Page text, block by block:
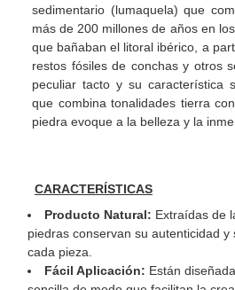
sedimentario (lumaquela) que
más de 200 millones de años en
que bañaban el litoral ibérico, a
restos fósiles de conchas y otros
peculiar tacto y su característica
que combina tonalidades tierra
piedra evoque a la belleza y la
CARACTERÍSTICAS
Producto Natural: Extraídas de
piedras conservan su autenticidad y
cada pieza.
Fácil Aplicación: Están